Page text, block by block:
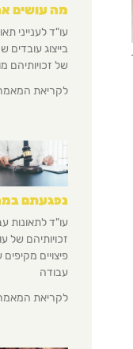
מה עושים
עו"ד לענייני
בייצוג
של זכויותיהם
לקריאת
נפגעתם
עו"ד לתאונות
זכויותיהם של
פיצויים
עבודה
לקריאת